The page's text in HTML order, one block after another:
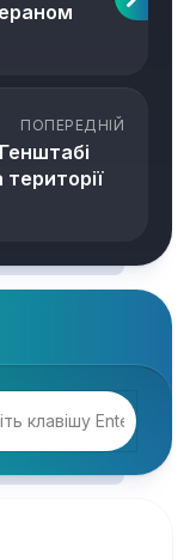
ПОПЕРЕДНІЙ